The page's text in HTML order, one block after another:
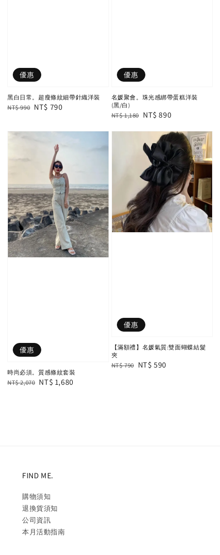
優惠
黑白日常。超瘦條紋細帶針織洋裝
Regular
NT$ 990 Sale
NT$ 790
優惠
名媛聚會。珠光感綁帶蛋糕洋裝
(黑/白)
Regular
NT$ 1,180 Sale
NT$ 890
優惠
時尚必須。質感條紋套裝
Regular
NT$ 2,070 Sale
NT$ 1,680
優惠
【滿額禮】名媛氣質:雙面蝴蝶結髮
夾
Regular
NT$ 790 Sale
NT$ 590
FIND ME.
購物須知
退換貨須知
公司資訊
本月活動指南